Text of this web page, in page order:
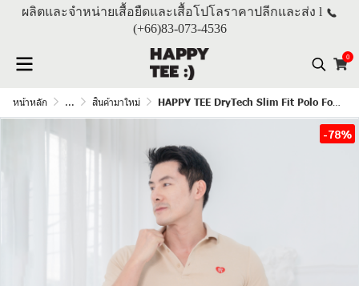
ผลิตและจำหน่ายเสื้อยืดและเสื้อโปโลราคาปลีกและส่ง l
(+66)83-073-4536
0
หน้าหลัก ... สินค้ามาใหม่ HAPPY TEE DryTech Slim Fit Polo For Him "สีเบจ"
-78%